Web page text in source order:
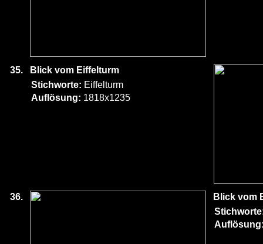
35.
Blick vom Eiffelturm
Stichworte: Eiffelturm
Auflösung: 1818x1235
36.
Blick vom